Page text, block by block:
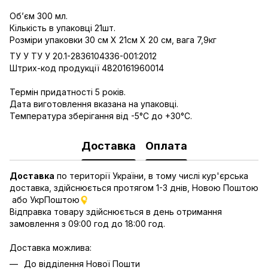
Об’єм 300 мл.
Кількість в упаковці 21шт.
Розміри упаковки 30 см Х 21см Х 20 см, вага 7,9кг
ТУ У ТУ У 20.1-2836104336-001:2012
Штрих-код продукції 4820161960014
Термін придатності 5 років.
Дата виготовлення вказана на упаковці.
Температура зберігання від -5°С до +30°С.
Доставка Оплата
Доставка по території України, в тому числі кур'єрська
доставка, здійснюється протягом 1-3 днів, Новою Поштою
або УкрПоштою
Відправка товару здійснюється в день отримання
замовлення з 09:00 год до 18:00 год.
Доставка можлива:
До відділення Нової Пошти